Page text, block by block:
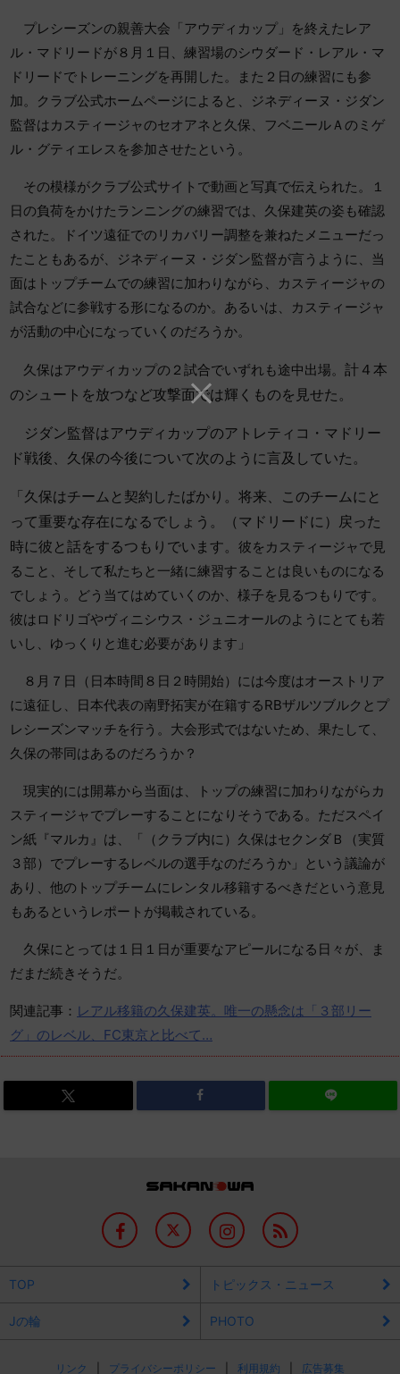
プレシーズンの親善大会「アウディカップ」を終えたレア
ル・マドリードが８月１日、練習場のシウダード・レアル・マ
ドリードでトレーニングを再開した。また２日の練習にも参
加。クラブ公式ホームページによると、ジネディーヌ・ジダン
監督はカスティージャのセオアネと久保、フベニールＡのミゲ
ル・グティエレスを参加させたという。
その模様がクラブ公式サイトで動画と写真で伝えられた。１
日の負荷をかけたランニングの練習では、久保建英の姿も確認
された。ドイツ遠征でのリカバリー調整を兼ねたメニューだっ
たこともあるが、ジネディーヌ・ジダン監督が言うように、当
面はトップチームでの練習に加わりながら、カスティージャの
試合などに参戦する形になるのか。あるいは、カスティージャ
が活動の中心になっていくのだろうか。
久保はアウディカップの２試合でいずれも途中出場。 計４本
のシュートを放つなど攻撃面では輝くものを見せた。
ジダン監督はアウディカップのアトレティコ・マドリー
ド戦後、久保の今後について次のように言及していた。
「久保はチームと契約したばかり。将来、このチームにと
って重要な存在になるでしょう。（マドリードに）戻った
時に彼と話をするつもりでいます。 彼をカスティージャで見
ること、そして私たちと一緒に練習することは良いものになる
でしょう。どう当てはめていくのか、様子を見るつもりです。
彼はロドリゴやヴィニシウス・ジュニオールのようにとても若
いし、ゆっくりと進む必要があります」
８月７日（日本時間８日２時開始）には今度はオーストリア
に遠征し、日本代表の南野拓実が在籍するRBザルツブルクとプ
レシーズンマッチを行う。大会形式ではないため、果たして、
久保の帯同はあるのだろうか？
現実的には開幕から当面は、トップの練習に加わりながらカ
スティージャでプレーすることになりそうである。ただスペイ
ン紙『マルカ』は、「（クラブ内に）久保はセクンダＢ（実質
３部）でプレーするレベルの選手なのだろうか」という議論が
あり、他のトップチームにレンタル移籍するべきだという意見
もあるというレポートが掲載されている。
久保にとっては１日１日が重要なアピールになる日々が、ま
だまだ続きそうだ。
関連記事： レアル移籍の久保建英。唯一の懸念は「３部リー
グ」のレベル、FC東京と比べて…
TOP トピックス・ニュース
Jの輪 PHOTO
リンク プライバシーポリシー 利用規約 広告募集